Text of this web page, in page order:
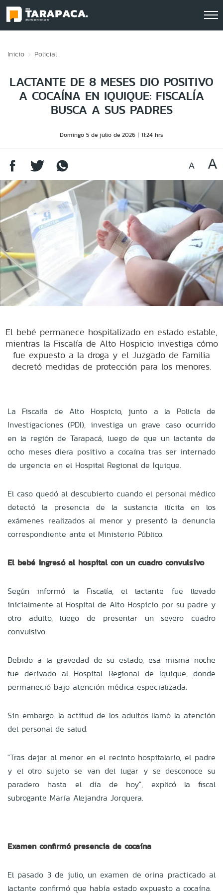
Inicio Policial
LACTANTE DE 8 MESES DIO POSITIVO
A COCAÍNA EN IQUIQUE: FISCALÍA
BUSCA A SUS PADRES
Domingo 5 de julio de 2026 11:24 hrs
El bebé permanece hospitalizado en estado estable,
mientras la Fiscalía de Alto Hospicio investiga cómo
fue expuesto a la droga y el Juzgado de Familia
decretó medidas de protección para los menores.
La Fiscalía de Alto Hospicio, junto a la Policía de
Investigaciones (PDI), investiga un grave caso ocurrido
en la región de Tarapacá, luego de que un lactante de
ocho meses diera positivo a cocaína tras ser internado
de urgencia en el Hospital Regional de Iquique.
El caso quedó al descubierto cuando el personal médico
detectó la presencia de la sustancia ilícita en los
exámenes realizados al menor y presentó la denuncia
correspondiente ante el Ministerio Público.
El bebé ingresó al hospital con un cuadro convulsivo
Según informó la Fiscalía, el lactante fue llevado
inicialmente al Hospital de Alto Hospicio por su padre y
otro adulto, luego de presentar un severo cuadro
convulsivo.
Debido a la gravedad de su estado, esa misma noche
fue derivado al Hospital Regional de Iquique, donde
permaneció bajo atención médica especializada.
Sin embargo, la actitud de los adultos llamó la atención
del personal de salud.
"Tras dejar al menor en el recinto hospitalario, el padre
y el otro sujeto se van del lugar y se desconoce su
paradero hasta el día de hoy", explicó la fiscal
subrogante María Alejandra Jorquera.
Examen confirmó presencia de cocaína
El pasado 3 de julio, un examen de orina practicado al
lactante confirmó que había estado expuesto a cocaína.